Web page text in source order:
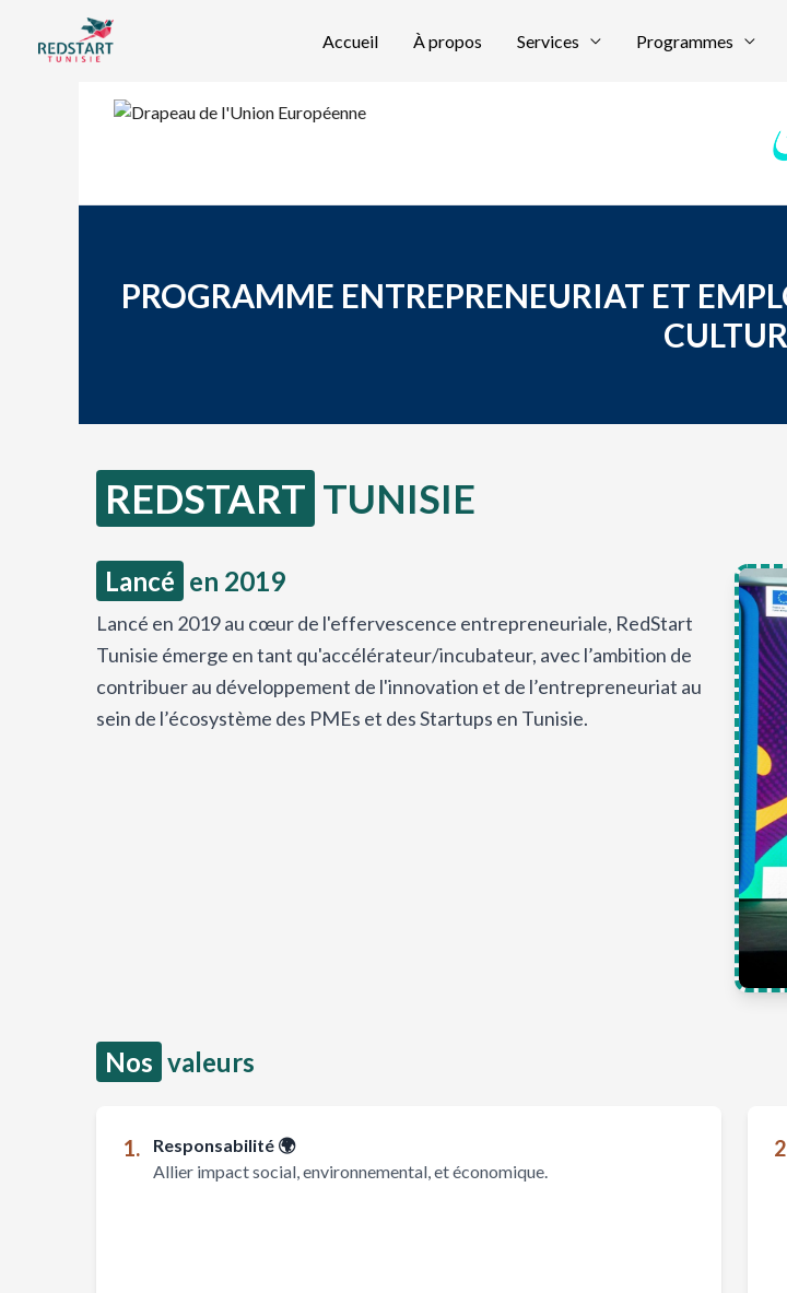
Accueil À propos Services Programmes
PROGRAMME ENTREPRENEURIAT ET
REDSTART TUNISIE
Lancé en 2019
Lancé en 2019 au cœur de l'effervescence entrepreneuriale, RedStart
Tunisie émerge en tant qu'accélérateur/incubateur, avec l’ambition de
contribuer au développement de l'innovation et de l’entrepreneuriat au
sein de l’écosystème des PMEs et des Startups en Tunisie.
Nos valeurs
1.
Responsabilité 🌍
Allier impact social, environnemental, et économique.